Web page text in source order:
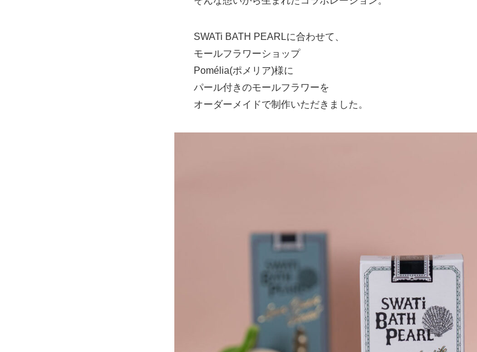
SWATi BATH PEARLに合わせて、
モールフラワーショップ
Pomélia(ポメリア)様に
パール付きのモールフラワーを
オーダーメイドで制作いただきました。